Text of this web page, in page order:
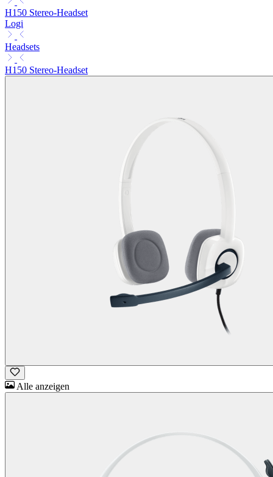
H150 Stereo-Headset
Logi
Headsets
H150 Stereo-Headset
Alle anzeigen